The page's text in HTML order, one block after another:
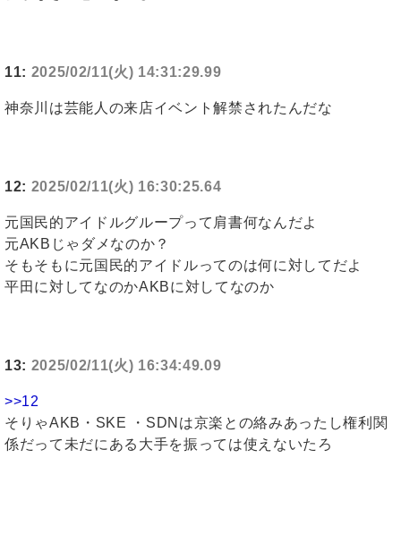
11: 2025/02/11(火) 14:31:29.99
神奈川は芸能人の来店イベント解禁されたんだな
12: 2025/02/11(火) 16:30:25.64
元国民的アイドルグループって肩書何なんだよ
元AKBじゃダメなのか？
そもそもに元国民的アイドルってのは何に対してだよ
平田に対してなのかAKBに対してなのか
13: 2025/02/11(火) 16:34:49.09
>>12
そりゃAKB・SKE ・SDNは京楽との絡みあったし権利関
係だって未だにある大手を振っては使えないたろ